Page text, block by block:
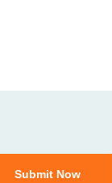
Submit Now